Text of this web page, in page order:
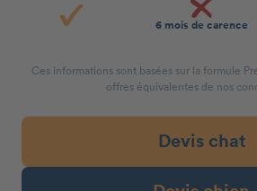
6 mois de carence
Ces informations sont basées sur la formule
offres équivalentes de nos
Devis chat